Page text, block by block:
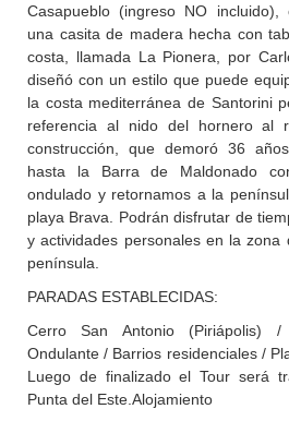
Casapueblo (ingreso NO incluido),
una casita de madera hecha con
costa, llamada La Pionera, por
diseñó con un estilo que puede
la costa mediterránea de Santorini
referencia al nido del hornero al
construcción, que demoró 36
hasta la Barra de Maldonado
ondulado y retornamos a la
playa Brava. Podrán disfrutar de
y actividades personales en la
península.
PARADAS ESTABLECIDAS:
Cerro San Antonio (Piriápolis)
Ondulante / Barrios residenciales /
Luego de finalizado el Tour será
Punta del Este.Alojamiento